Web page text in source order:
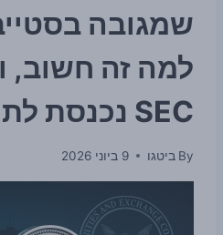
שמגובה
למה זה חשוב,
SEC נכנסת לתמונה
By ביטגו 9 ביוני 2026